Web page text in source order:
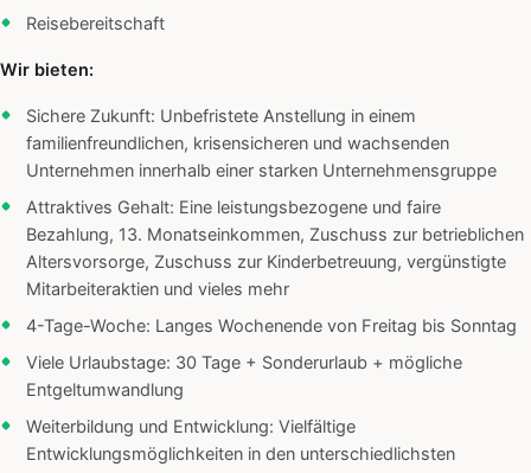
Reisebereitschaft
Wir bieten:
Sichere Zukunft: Unbefristete Anstellung in einem
familienfreundlichen, krisensicheren und wachsenden
Unternehmen innerhalb einer starken Unternehmensgruppe
Attraktives Gehalt: Eine leistungsbezogene und faire
Bezahlung, 13. Monatseinkommen, Zuschuss zur betrieblichen
Altersvorsorge, Zuschuss zur Kinderbetreuung, vergünstigte
Mitarbeiteraktien und vieles mehr
4-Tage-Woche: Langes Wochenende von Freitag bis Sonntag
Viele Urlaubstage: 30 Tage + Sonderurlaub + mögliche
Entgeltumwandlung
Weiterbildung und Entwicklung: Vielfältige
Entwicklungsmöglichkeiten in den unterschiedlichsten